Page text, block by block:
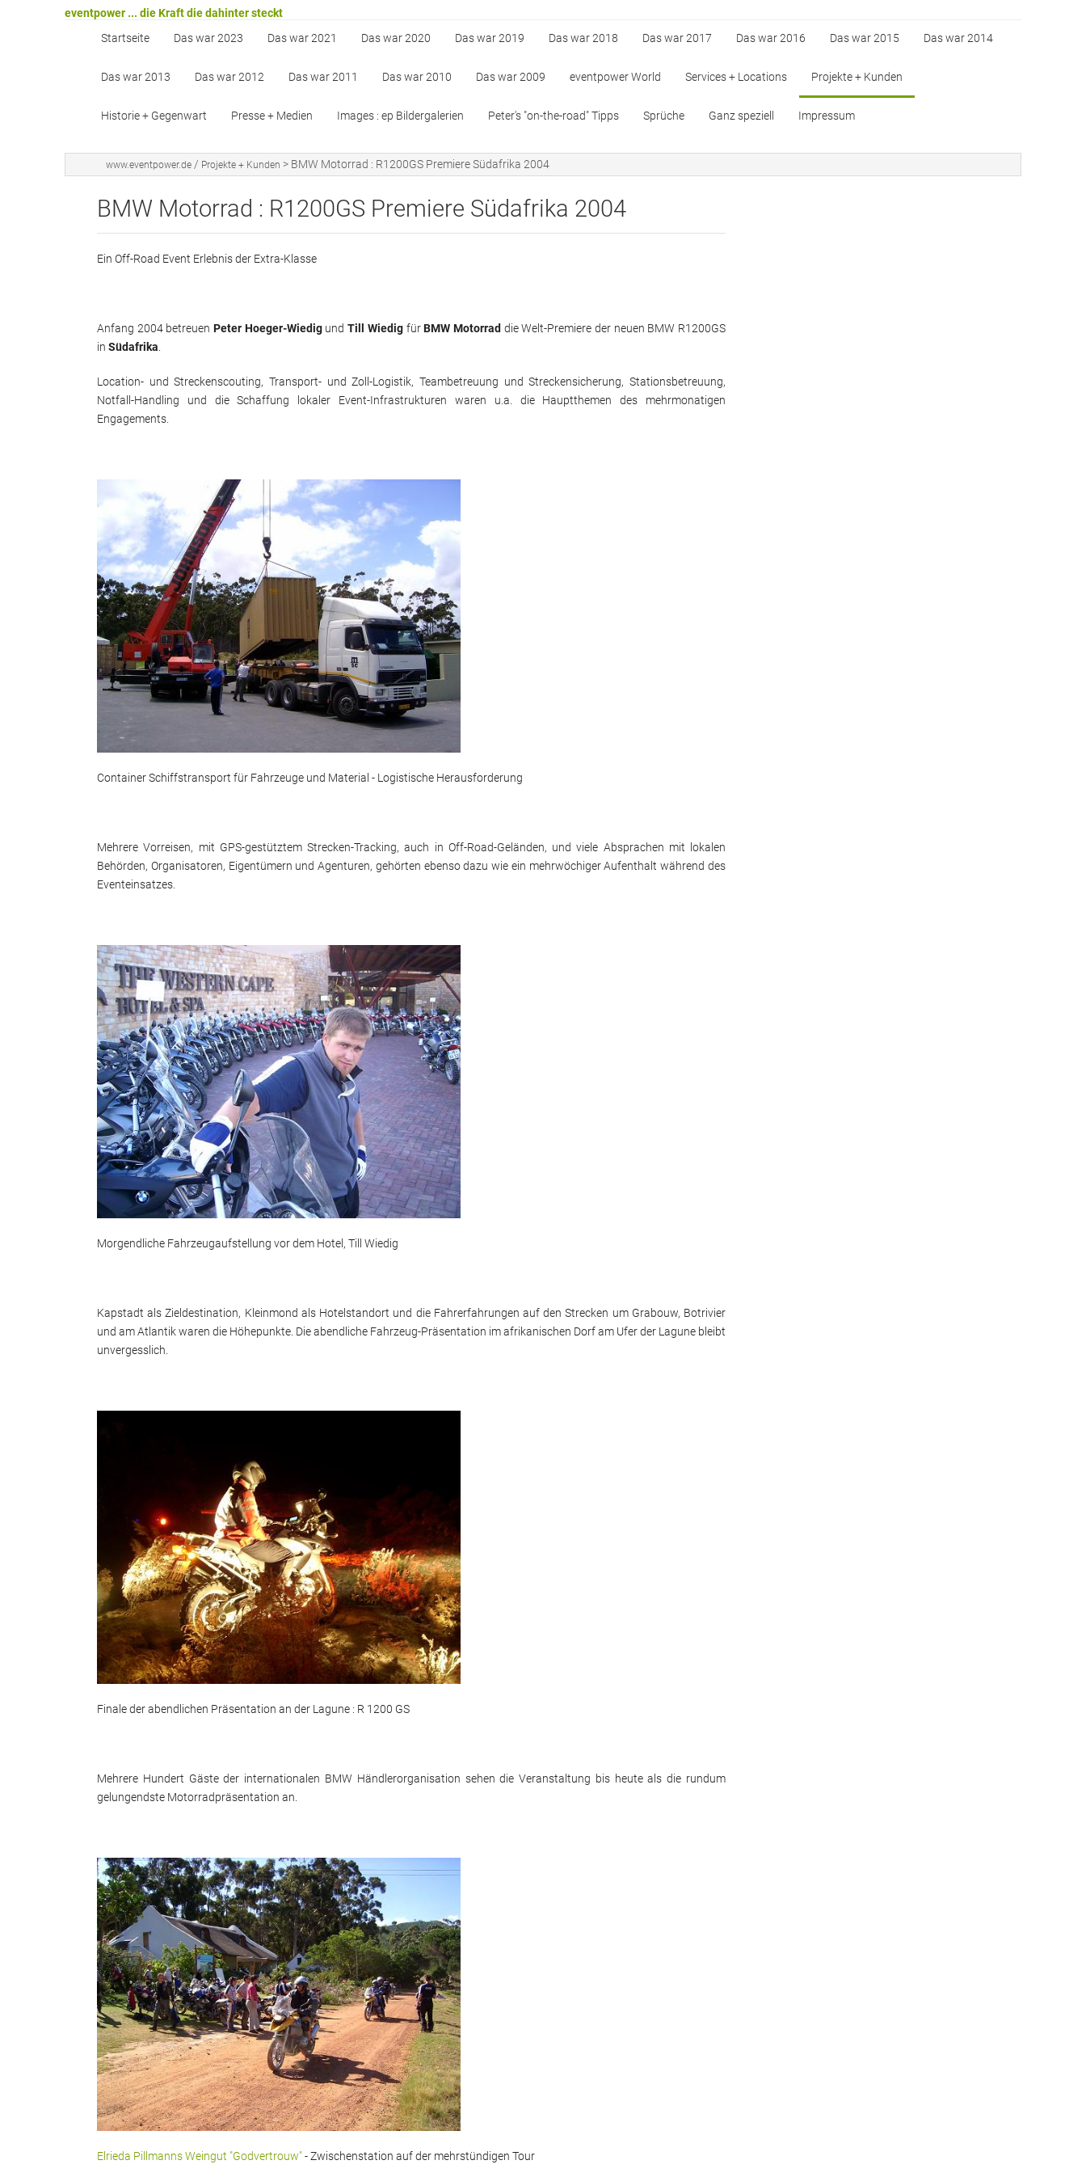
eventpower ... die Kraft die dahinter steckt
Startseite
Das war 2023 Das war 2021 Das war 2020 Das war 2019 Das war 2018 Das war 2017 Das war 2016 Das war 2015 Das war 2014
Das war 2013 Das war 2012 Das war 2011 Das war 2010 Das war 2009 eventpower World Services + Locations Projekte + Kunden
Historie + Gegenwart Presse + Medien Images : ep Bildergalerien Peter's "on-the-road" Tipps Sprüche Ganz speziell Impressum
www.eventpower.de / Projekte + Kunden > BMW Motorrad : R1200GS Premiere Südafrika 2004
BMW Motorrad : R1200GS Premiere Südafrika 2004
Ein Off-Road Event Erlebnis der Extra-Klasse
Anfang 2004 betreuenPeter Hoeger-WiedigundTill WiedigfürBMW Motorrad die Welt-Premiere der neuen BMW R1200GS
in Südafrika.
Location- und Streckenscouting, Transport- und Zoll-Logistik, Teambetreuung und Streckensicherung, Stationsbetreuung,
Notfall-Handling und die Schaffung lokaler Event-Infrastrukturen waren u.a. die Hauptthemen des mehrmonatigen
Engagements.
Container Schiffstransport für Fahrzeuge und Material - Logistische Herausforderung
Mehrere Vorreisen, mit GPS-gestütztem Strecken-Tracking, auch in Off-Road-Geländen, und viele Absprachen mit lokalen
Behörden, Organisatoren, Eigentümern und Agenturen, gehörten ebenso dazu wie ein mehrwöchiger Aufenthalt während des
Eventeinsatzes.
Morgendliche Fahrzeugaufstellung vor dem Hotel, Till Wiedig
Kapstadt als Zieldestination, Kleinmond als Hotelstandort und die Fahrerfahrungen auf den Strecken um Grabouw, Botrivier
und am Atlantik waren die Höhepunkte. Die abendliche Fahrzeug-Präsentation im afrikanischen Dorf am Ufer der Lagune bleibt
unvergesslich.
Finale der abendlichen Präsentation an der Lagune : R 1200 GS
Mehrere Hundert Gäste der internationalen BMW Händlerorganisation sehen die Veranstaltung bis heute als die rundum
gelungendste Motorradpräsentation an.
Elrieda Pillmanns Weingut "Godvertrouw"- Zwischenstation auf der mehrstündigen Tour